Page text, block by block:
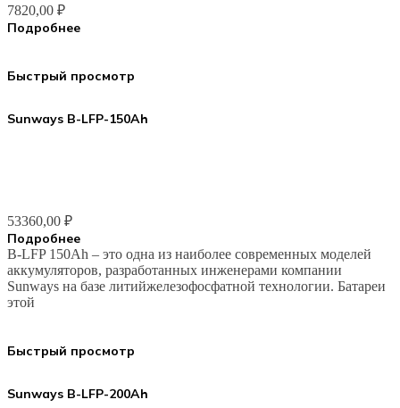
7820,00 ₽
Подробнее
Быстрый просмотр
Sunways B-LFP-150Ah
53360,00 ₽
Подробнее
B-LFP 150Ah – это одна из наиболее современных моделей
аккумуляторов, разработанных инженерами компании
Sunways на базе литийжелезофосфатной технологии. Батареи
этой
Быстрый просмотр
Sunways B-LFP-200Ah